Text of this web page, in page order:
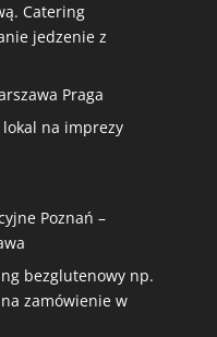
Catering
jedzenie z
Praga
na imprezy
Poznań –
bezglutenowy np.
zamówienie w